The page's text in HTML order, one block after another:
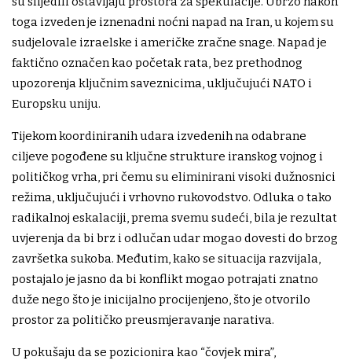
toga izveden je iznenadni noćni napad na Iran, u kojem su
sudjelovale izraelske i američke zračne snage. Napad je
faktično označen kao početak rata, bez prethodnog
upozorenja ključnim saveznicima, uključujući NATO i
Europsku uniju.
Tijekom koordiniranih udara izvedenih na odabrane
ciljeve pogođene su ključne strukture iranskog vojnog i
političkog vrha, pri čemu su eliminirani visoki dužnosnici
režima, uključujući i vrhovno rukovodstvo. Odluka o tako
radikalnoj eskalaciji, prema svemu sudeći, bila je rezultat
uvjerenja da bi brz i odlučan udar mogao dovesti do brzog
završetka sukoba. Međutim, kako se situacija razvijala,
postajalo je jasno da bi konflikt mogao potrajati znatno
duže nego što je inicijalno procijenjeno, što je otvorilo
prostor za političko preusmjeravanje narativa.
U pokušaju da se pozicionira kao “čovjek mira”,